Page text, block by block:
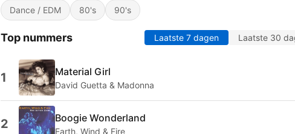
Dance / EDM 80's 90's
Top nummers Laatste 7 dagen Laatste 30
1 Material Girl
David Guetta & Madonna
2 Boogie Wonderland
Earth, Wind & Fire